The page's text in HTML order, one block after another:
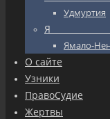
Удмуртия
Ямало-
О сайте
Узники
ПравоСудие
Жертвы